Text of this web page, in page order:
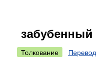
забубенный
Толкование Перевод